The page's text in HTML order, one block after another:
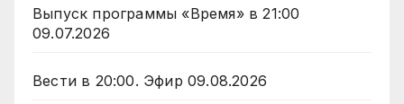
Выпуск программы «Время» в 21:00
09.07.2026
Вести в 20:00. Эфир 09.08.2026